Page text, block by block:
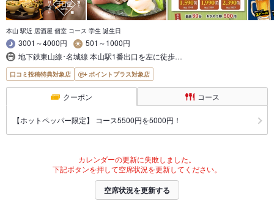
本山 駅近 居酒屋 個室 コース 学生 誕生日
3001～4000円
501～1000円
地下鉄東山線･名城線 本山駅1番出口を左に徒歩…
口コミ投稿特典対象店 ポイントプラス対象店
クーポン コース
【ホットペッパー限定】 コース5500円を5000円！
カレンダーの更新に失敗しました。
下記ボタンを押して空席状況を更新してください。
空席状況を更新する